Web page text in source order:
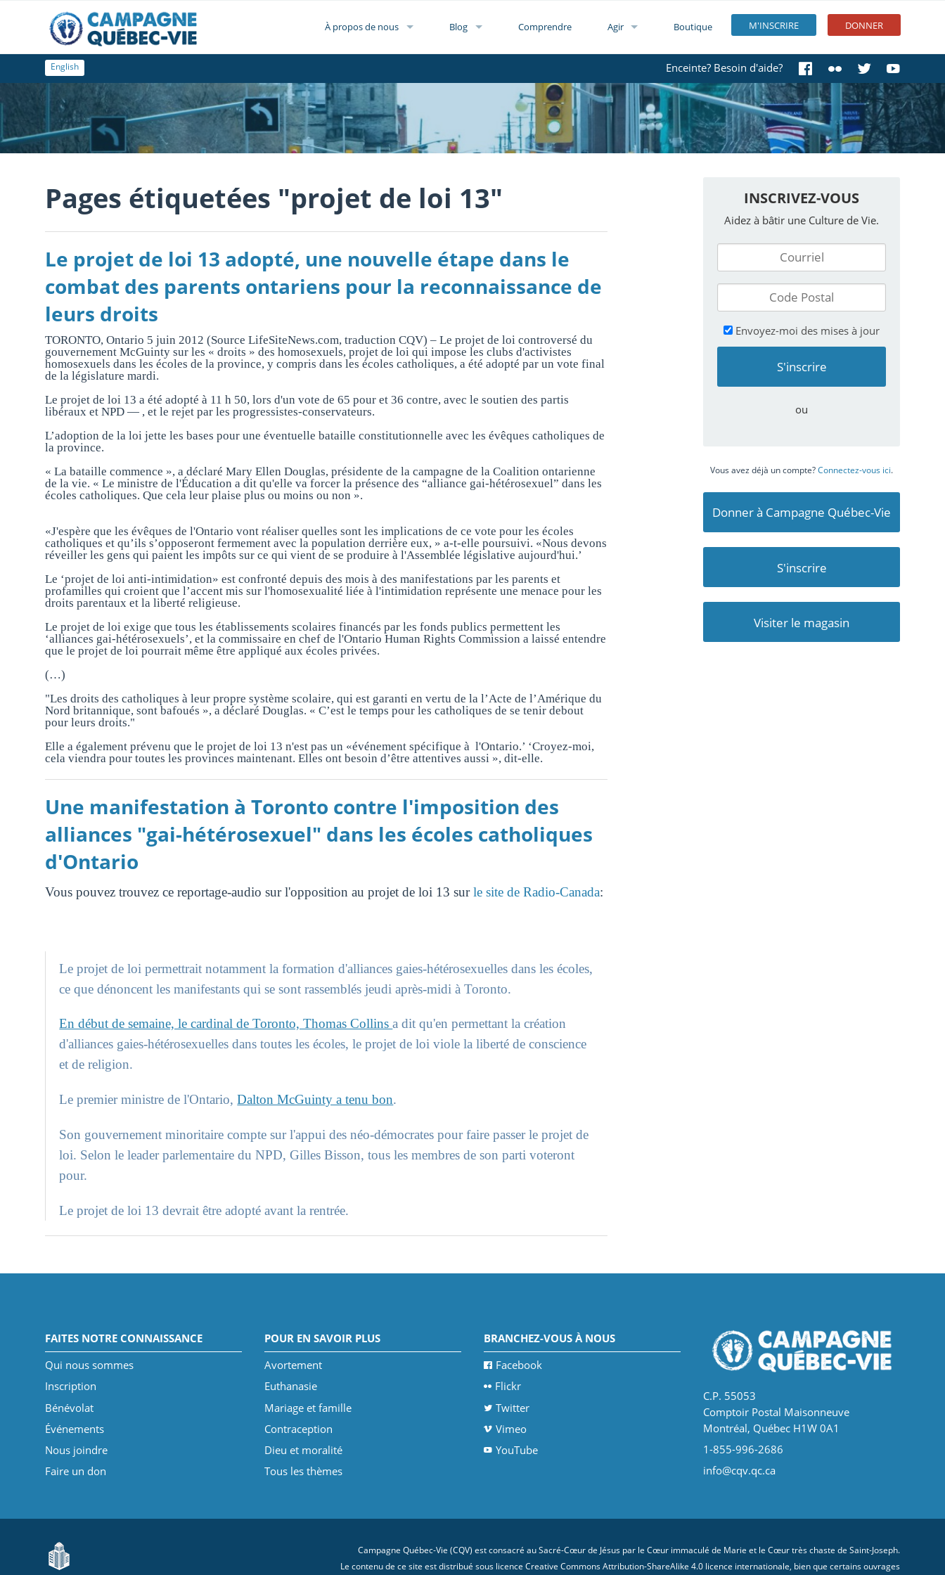
M'INSCRIRE DONNER
À propos de nous Blog Comprendre Agir Boutique
Enceinte? Besoin d'aide?
English
Pages étiquetées "projet de loi 13"
Le projet de loi 13 adopté, une nouvelle étape dans le
combat des parents ontariens pour la reconnaissance de
leurs droits
TORONTO, Ontario 5 juin 2012 (Source LifeSiteNews.com, traduction CQV) – Le projet de loi controversé du
gouvernement McGuinty sur les « droits » des homosexuels, projet de loi qui impose les clubs d'activistes
homosexuels dans les écoles de la province, y compris dans les écoles catholiques, a été adopté par un vote final
de la législature mardi.
Le projet de loi 13 a été adopté à 11 h 50, lors d'un vote de 65 pour et 36 contre, avec le soutien des partis
libéraux et NPD — , et le rejet par les progressistes-conservateurs.
L’adoption de la loi jette les bases pour une éventuelle bataille constitutionnelle avec les évêques catholiques de
la province.
« La bataille commence », a déclaré Mary Ellen Douglas, présidente de la campagne de la Coalition ontarienne
de la vie. « Le ministre de l'Éducation a dit qu'elle va forcer la présence des “alliance gai-hétérosexuel” dans les
écoles catholiques. Que cela leur plaise plus ou moins ou non ».
«J'espère que les évêques de l'Ontario vont réaliser quelles sont les implications de ce vote pour les écoles
catholiques et qu’ils s’opposeront fermement avec la population derrière eux, » a-t-elle poursuivi. «Nous devons
réveiller les gens qui paient les impôts sur ce qui vient de se produire à l'Assemblée législative aujourd'hui.’
Le ‘projet de loi anti-intimidation» est confronté depuis des mois à des manifestations par les parents et
profamilles qui croient que l’accent mis sur l'homosexualité liée à l'intimidation représente une menace pour les
droits parentaux et la liberté religieuse.
Le projet de loi exige que tous les établissements scolaires financés par les fonds publics permettent les
‘alliances gai-hétérosexuels’, et la commissaire en chef de l'Ontario Human Rights Commission a laissé entendre
que le projet de loi pourrait même être appliqué aux écoles privées.
(…)
"Les droits des catholiques à leur propre système scolaire, qui est garanti en vertu de la l’Acte de l’Amérique du
Nord britannique, sont bafoués », a déclaré Douglas. « C’est le temps pour les catholiques de se tenir debout
pour leurs droits."
Elle a également prévenu que le projet de loi 13 n'est pas un «événement spécifique à l'Ontario.’ ‘Croyez-moi,
cela viendra pour toutes les provinces maintenant. Elles ont besoin d’être attentives aussi », dit-elle.
Une manifestation à Toronto contre l'imposition des
alliances "gai-hétérosexuel" dans les écoles catholiques
d'Ontario
Vous pouvez trouvez ce reportage-audio sur l'opposition au projet de loi 13 surle site de Radio-Canada:
Le projet de loi permettrait notamment la formation d'alliances gaies-hétérosexuelles dans les écoles,
ce que dénoncent les manifestants qui se sont rassemblés jeudi après-midi à Toronto.
En début de semaine, le cardinal de Toronto, Thomas Collinsa dit qu'en permettant la création
d'alliances gaies-hétérosexuelles dans toutes les écoles, le projet de loi viole la liberté de conscience
et de religion.
Le premier ministre de l'Ontario,Dalton McGuinty a tenu bon.
Son gouvernement minoritaire compte sur l'appui des néo-démocrates pour faire passer le projet de
loi. Selon le leader parlementaire du NPD, Gilles Bisson, tous les membres de son parti voteront
pour.
Le projet de loi 13 devrait être adopté avant la rentrée.
INSCRIVEZ-VOUS
Aidez à bâtir une Culture de Vie.
Envoyez-moi des mises à jour
ou
Vous avez déjà un compte?Connectez-vous ici.
Donner à Campagne Québec-Vie
S'inscrire
Visiter le magasin
FAITES NOTRE CONNAISSANCE
Qui nous sommes
Inscription
Bénévolat
Événements
Nous joindre
Faire un don
POUR EN SAVOIR PLUS
Avortement
Euthanasie
Mariage et famille
Contraception
Dieu et moralité
Tous les thèmes
BRANCHEZ-VOUS À NOUS
Facebook
Flickr
Twitter
Vimeo
YouTube
C.P. 55053
Comptoir Postal Maisonneuve
Montréal, Québec H1W 0A1
1-855-996-2686
info@cqv.qc.ca
Campagne Québec-Vie (CQV) est consacré au Sacré-Cœur de Jésus par le Cœur immaculé de Marie et le Cœur très chaste de Saint-Joseph.
Le contenu de ce site est distribué sous licenceCreative Commons Attribution-ShareAlike 4.0 licence internationale , bien que certains ouvrages